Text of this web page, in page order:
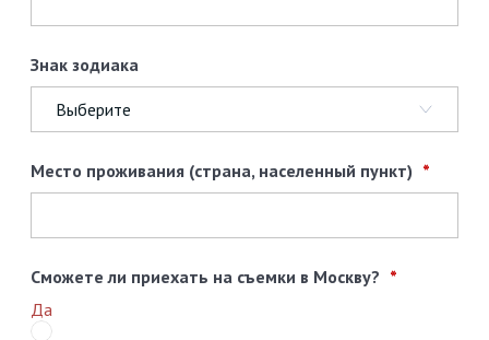
Знак зодиака
Место проживания (страна, населенный пункт)
Сможете ли приехать на съемки в Москву?
Да